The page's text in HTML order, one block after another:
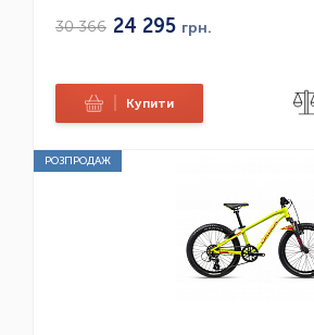
30 366 24 295 грн.
Купити
РОЗПРОДАЖ